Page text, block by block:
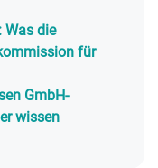
Was die
für
GmbH-
wissen